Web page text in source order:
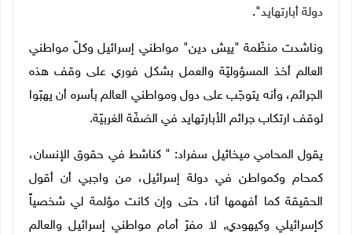
دولة أبارتهايد".
وناشدت منظّمة "ييش دين" مواطني إسرائيل وكلّ مواطني
العالم أخذ المسؤوليّة والعمل بشكل فوري على وقف هذه
الجرائم، وأنه يتوجّب على دول ومواطني العالم بأسره أن يهبّوا
لوقف ارتكاب جرائم الأبارتهايد في الضفّة الغربيّة.
يقول المحامي ميخائيل سفراد: " كناشط في حقوق الإنسان،
كمحام وكمواطن في دولة إسرائيل، من واجبي أن أقول
الحقيقة كما أفهمها أنا، حتى وإن كانت مؤلمة لي شخصياً
كإسرائيلي وكيهودي, لا مفرّ أمام مواطني إسرائيل والعالم